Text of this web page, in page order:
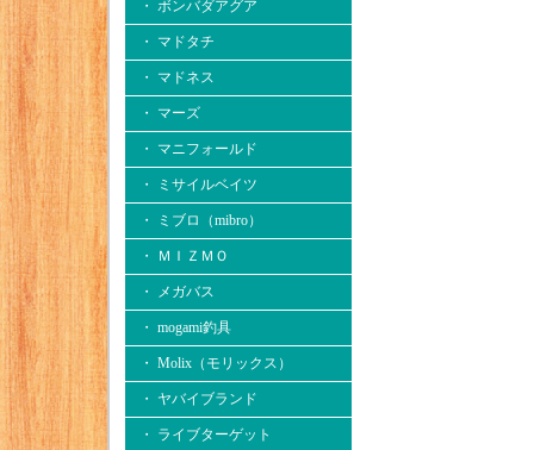
・ ボンバダアグア
・ マドタチ
・ マドネス
・ マーズ
・ マニフォールド
・ ミサイルベイツ
・ ミブロ（mibro）
・ ＭＩＺＭＯ
・ メガバス
・ mogami釣具
・ Molix（モリックス）
・ ヤバイブランド
・ ライブターゲット